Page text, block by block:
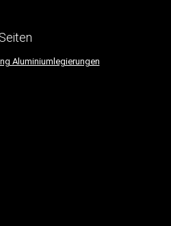
Aluminiumlegierungen